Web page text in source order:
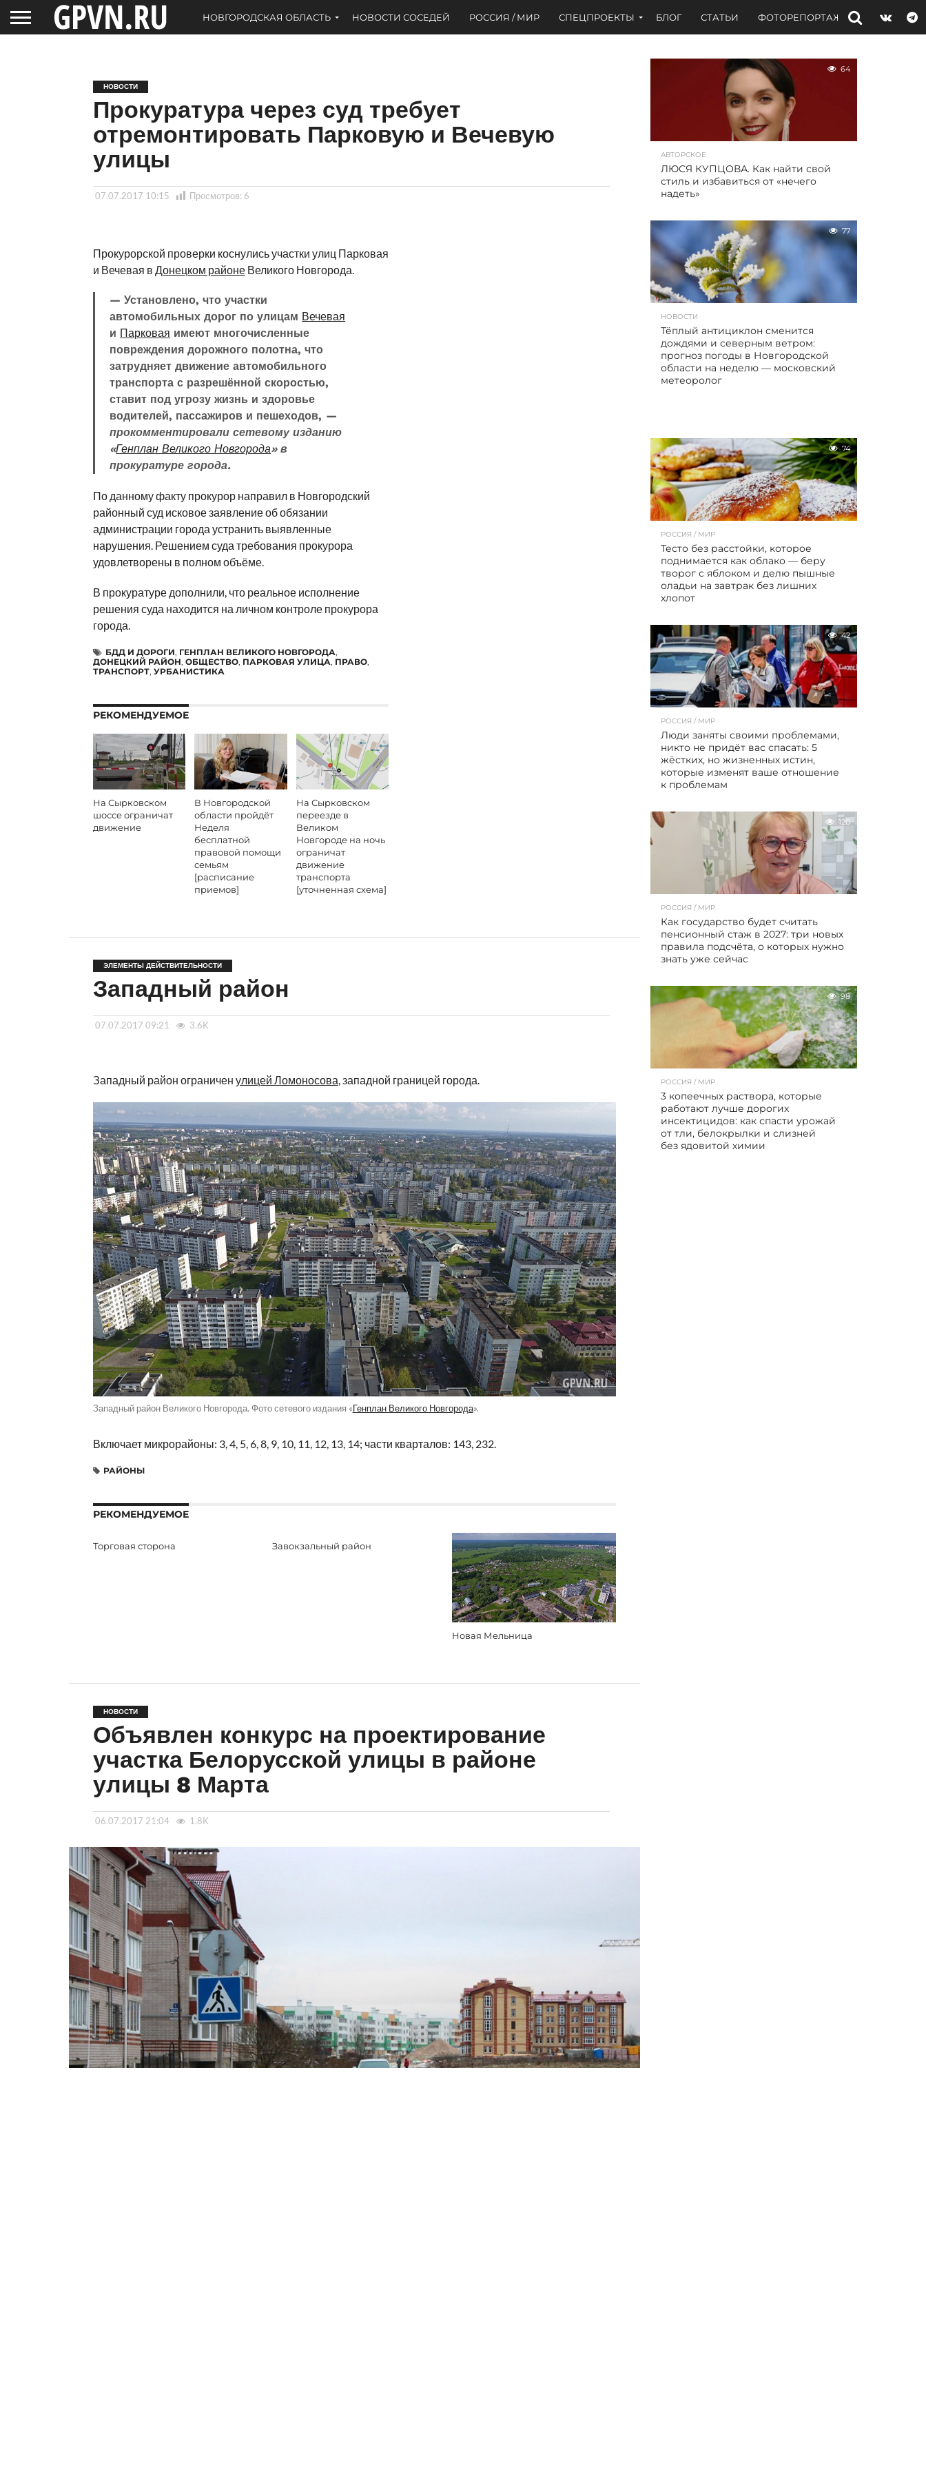
НОВГОРОДСКАЯ ОБЛАСТЬ НОВОСТИ СОСЕДЕЙ РОССИЯ / МИР СПЕЦПРОЕКТЫ БЛОГ СТАТЬИ ФОТОРЕПОРТАЖИ ИНТЕРВЬЮ
НОВОСТИ
Прокуратура через суд требует
отремонтировать Парковую и Вечевую
улицы
07.07.2017 10:15 Просмотров: 6
Прокурорской проверки коснулись участки улиц Парковая
и Вечевая в Донецком районеВеликого Новгорода.
— Установлено, что участки
автомобильных дорог по улицам Вечевая
и Парковая имеют многочисленные
повреждения дорожного полотна, что
затрудняет движение автомобильного
транспорта с разрешённой скоростью,
ставит под угрозу жизнь и здоровье
водителей, пассажиров и пешеходов, —
прокомментировали сетевому изданию
«Генплан Великого Новгорода» в
прокуратуре города.
По данному факту прокурор направил в Новгородский
районный суд исковое заявление об обязании
администрации города устранить выявленные
нарушения. Решением суда требования прокурора
удовлетворены в полном объёме.
В прокуратуре дополнили, что реальное исполнение
решения суда находится на личном контроле прокурора
города.
БДД И ДОРОГИ, ГЕНПЛАН ВЕЛИКОГО НОВГОРОДА,
ДОНЕЦКИЙ РАЙОН, ОБЩЕСТВО, ПАРКОВАЯ УЛИЦА, ПРАВО,
ТРАНСПОРТ, УРБАНИСТИКА
РЕКОМЕНДУЕМОЕ
На Сырковском
шоссе ограничат
движение
В Новгородской
области пройдёт
Неделя
бесплатной
правовой помощи
семьям
[расписание
приемов]
На Сырковском
переезде в
Великом
Новгороде на ночь
ограничат
движение
транспорта
[уточненная схема]
ЭЛЕМЕНТЫ ДЕЙСТВИТЕЛЬНОСТИ
Западный район
07.07.2017 09:21 3.6K
Западный район ограничен улицей Ломоносова, западной границей города.
Западный район Великого Новгорода. Фото сетевого издания «Генплан Великого Новгорода».
Включает микрорайоны: 3, 4, 5, 6, 8, 9, 10, 11, 12, 13, 14; части кварталов: 143, 232.
РАЙОНЫ
РЕКОМЕНДУЕМОЕ
Торговая сторона Завокзальный район
Новая Мельница
НОВОСТИ
Объявлен конкурс на проектирование
участка Белорусской улицы в районе
улицы 8 Марта
06.07.2017 21:04 1.8K
64
АВТОРСКОЕ
ЛЮСЯ КУПЦОВА. Как найти свой
стиль и избавиться от «нечего
надеть»
77
НОВОСТИ
Тёплый антициклон сменится
дождями и северным ветром:
прогноз погоды в Новгородской
области на неделю — московский
метеоролог
74
РОССИЯ / МИР
Тесто без расстойки, которое
поднимается как облако — беру
творог с яблоком и делю пышные
оладьи на завтрак без лишних
хлопот
42
РОССИЯ / МИР
Люди заняты своими проблемами,
никто не придёт вас спасать: 5
жёстких, но жизненных истин,
которые изменят ваше отношение
к проблемам
120
РОССИЯ / МИР
Как государство будет считать
пенсионный стаж в 2027: три новых
правила подсчёта, о которых нужно
знать уже сейчас
98
РОССИЯ / МИР
3 копеечных раствора, которые
работают лучше дорогих
инсектицидов: как спасти урожай
от тли, белокрылки и слизней
без ядовитой химии